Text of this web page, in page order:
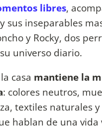
libres,
sus inseparables
y Rocky, dos
universo diario.
casa mantiene la
: colores neutros,
textiles naturales
hablan de una vida